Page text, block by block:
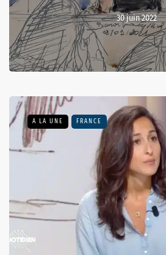
30 juin 2022
A LA UNE FRANCE